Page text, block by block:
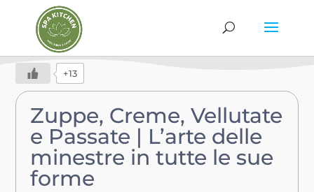
+13
Zuppe, Creme, Vellutate
e Passate | L’arte delle
minestre in tutte le sue
forme